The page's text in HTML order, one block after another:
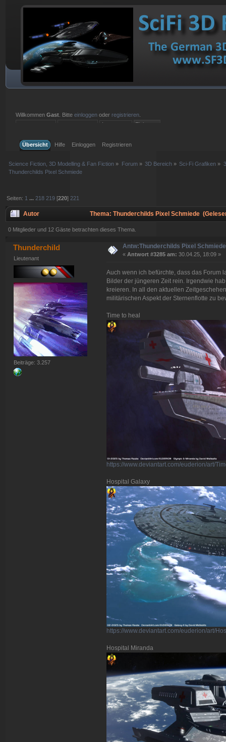
WillkommenGast . Bitteeinloggen oder registrieren
Übersicht
Hilfe Einloggen Registrieren
Science Fiction, 3D Modelling & Fan Fiction » Forum» 3D Bereich » Sci-Fi Grafiken »
Thunderchilds Pixel Schmiede
Seiten: 1 ... 218 219 [220] 221
Autor Thema: Thunderchilds Pixel Schmiede
0 Mitglieder und 12 Gäste betrachten dieses Thema.
Thunderchild
Lieutenant
Beiträge: 3.257
Antw:Thunderchilds Pixel Schmiede
« Antwort #3285 am: 30.04.25, 18:09 »
Auch wenn ich befürchte, dass das Forum
Bilder der jüngeren Zeit rein. Irgendwie
kreieren. In all den aktuellen
militärischen Aspekt der Sternenflotte zu
Time to heal
https://www.deviantart.com/euderion/art/
Hospital Galaxy
https://www.deviantart.com/euderion/art/
Hospital Miranda